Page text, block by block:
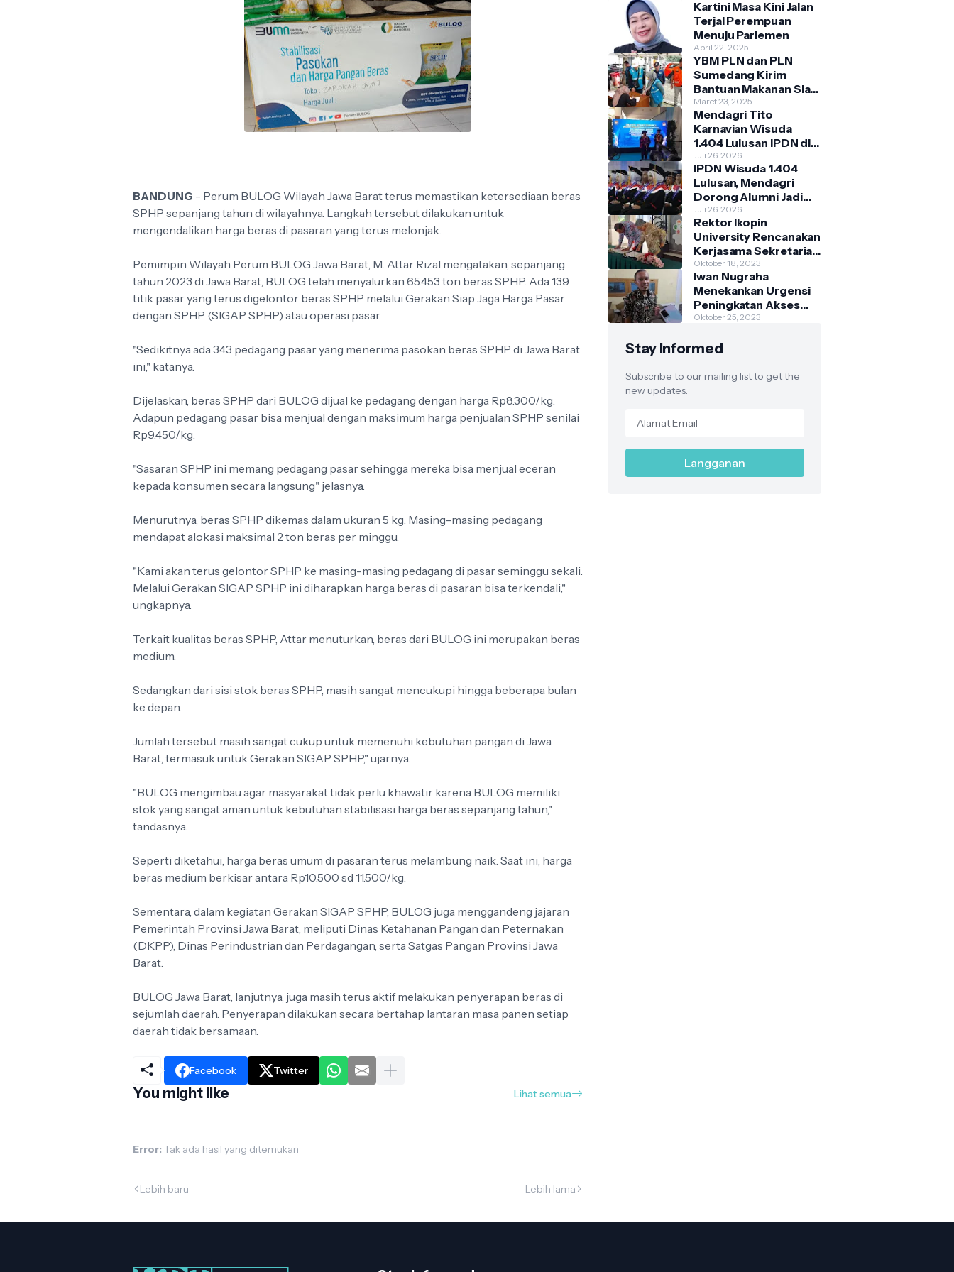
BANDUNG - Perum BULOG Wilayah Jawa Barat terus memastikan ketersediaan beras
SPHP sepanjang tahun di wilayahnya. Langkah tersebut dilakukan untuk
mengendalikan harga beras di pasaran yang terus melonjak.
Pemimpin Wilayah Perum BULOG Jawa Barat, M. Attar Rizal mengatakan, sepanjang
tahun 2023 di Jawa Barat, BULOG telah menyalurkan 65.453 ton beras SPHP. Ada 139
titik pasar yang terus digelontor beras SPHP melalui Gerakan Siap Jaga Harga Pasar
dengan SPHP (SIGAP SPHP) atau operasi pasar.
"Sedikitnya ada 343 pedagang pasar yang menerima pasokan beras SPHP di Jawa Barat
ini," katanya.
Dijelaskan, beras SPHP dari BULOG dijual ke pedagang dengan harga Rp8.300/kg.
Adapun pedagang pasar bisa menjual dengan maksimum harga penjualan SPHP senilai
Rp9.450/kg.
"Sasaran SPHP ini memang pedagang pasar sehingga mereka bisa menjual eceran
kepada konsumen secara langsung" jelasnya.
Menurutnya, beras SPHP dikemas dalam ukuran 5 kg. Masing-masing pedagang
mendapat alokasi maksimal 2 ton beras per minggu.
"Kami akan terus gelontor SPHP ke masing-masing pedagang di pasar seminggu sekali.
Melalui Gerakan SIGAP SPHP ini diharapkan harga beras di pasaran bisa terkendali,"
ungkapnya.
Terkait kualitas beras SPHP, Attar menuturkan, beras dari BULOG ini merupakan beras
medium.
Sedangkan dari sisi stok beras SPHP, masih sangat mencukupi hingga beberapa bulan
ke depan.
Jumlah tersebut masih sangat cukup untuk memenuhi kebutuhan pangan di Jawa
Barat, termasuk untuk Gerakan SIGAP SPHP," ujarnya.
"BULOG mengimbau agar masyarakat tidak perlu khawatir karena BULOG memiliki
stok yang sangat aman untuk kebutuhan stabilisasi harga beras sepanjang tahun,"
tandasnya.
Seperti diketahui, harga beras umum di pasaran terus melambung naik. Saat ini, harga
beras medium berkisar antara Rp10.500 sd 11.500/kg.
Sementara, dalam kegiatan Gerakan SIGAP SPHP, BULOG juga menggandeng jajaran
Pemerintah Provinsi Jawa Barat, meliputi Dinas Ketahanan Pangan dan Peternakan
(DKPP), Dinas Perindustrian dan Perdagangan, serta Satgas Pangan Provinsi Jawa
Barat.
BULOG Jawa Barat, lanjutnya, juga masih terus aktif melakukan penyerapan beras di
sejumlah daerah. Penyerapan dilakukan secara bertahap lantaran masa panen setiap
daerah tidak bersamaan.
Facebook Twitter
You might like Lihat semua
Error: Tak ada hasil yang ditemukan
Lebih baru Lebih lama
Kartini Masa Kini Jalan
Terjal Perempuan
Menuju Parlemen
April 22, 2025
YBM PLN dan PLN
Sumedang Kirim
Bantuan Makanan Siap
Saji Bagi Warga
Terdampak Banjir
Kecamatan
Cimanggung
Maret 23, 2025
Mendagri Tito
Karnavian Wisuda
1.404 Lulusan IPDN di
Jatinangor, Siap
Mengabdi ke Berbagai
Daerah
Juli 26, 2026
IPDN Wisuda 1.404
Lulusan, Mendagri
Dorong Alumni Jadi
Penggerak Birokrasi
Berbasis Pengetahuan
Juli 26, 2026
Rektor Ikopin
University Rencanakan
Kerjasama Sekretariat
Bersama Koperasi
Indonesia
Oktober 18, 2023
Iwan Nugraha
Menekankan Urgensi
Peningkatan Akses
Pasar
dalam Penanganan
Oktober 25, 2023
Stay Informed
Subscribe to our mailing list to get the
new updates.